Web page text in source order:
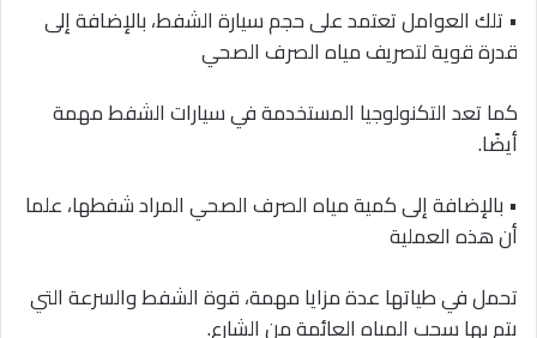
• تلك العوامل تعتمد على حجم سيارة الشفط، بالإضافة إلى
قدرة قوية لتصريف مياه الصرف الصحي
كما تعد التكنولوجيا المستخدمة في سيارات الشفط مهمة
أيضًا.
• بالإضافة إلى كمية مياه الصرف الصحي المراد شفطها، علما
أن هذه العملية
تحمل في طياتها عدة مزايا مهمة، قوة الشفط والسرعة التي
يتم بها سحب المياه العائمة من الشارع.